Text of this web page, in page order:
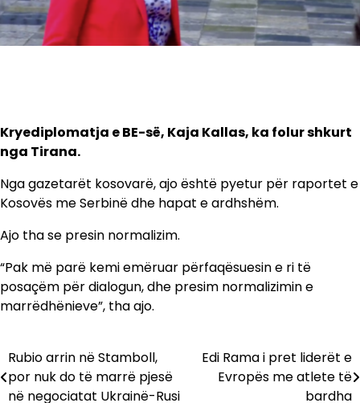
Kryediplomatja e BE-së, Kaja Kallas, ka folur shkurt
nga Tirana.
Nga gazetarët kosovarë, ajo është pyetur për raportet e
Kosovës me Serbinë dhe hapat e ardhshëm.
Ajo tha se presin normalizim.
“Pak më parë kemi emëruar përfaqësuesin e ri të
posaçëm për dialogun, dhe presim normalizimin e
marrëdhënieve”, tha ajo.
Lëvizje
te
Rubio arrin në Stamboll,
por nuk do të marrë pjesë
në negociatat Ukrainë-Rusi
Edi Rama i pret liderët e
Evropës me atlete të
bardha